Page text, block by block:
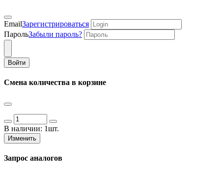
EmailЗарегистрироваться
ПарольЗабыли пароль?
Войти
Смена количества в корзине
В наличии: 1шт.
Изменить
Запрос аналогов